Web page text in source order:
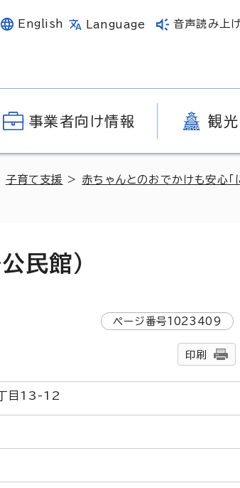
English Language 音声読み上
事業者向け情報 観光
子育て支援 >赤ちゃんとのおでかけも安心「
民館）
ページ番号1023409
印刷
目13-12